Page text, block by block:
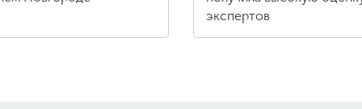
экспертов